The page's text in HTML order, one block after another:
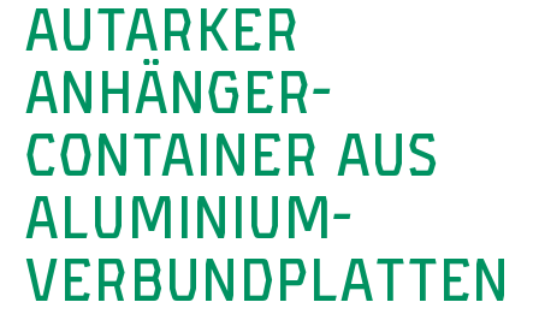
AUTARKER
ANHÄNGER-
CONTAINER AUS
ALUMINIUM-
VERBUNDPLATTEN